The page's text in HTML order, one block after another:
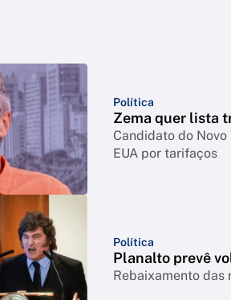
Política
Zema quer lista
Candidato do
EUA por tarifaços
Política
Planalto prevê
Rebaixamento